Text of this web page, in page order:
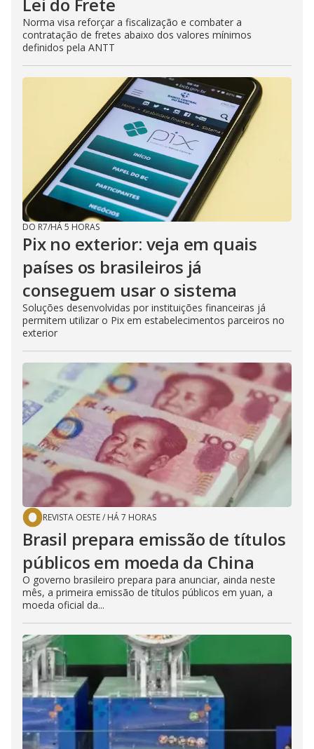
Norma visa reforçar a fiscalização e combater a
contratação de fretes abaixo dos valores mínimos
definidos pela ANTT
DO R7/HÁ 5 HORAS
Pix no exterior: veja em quais
países os brasileiros já
conseguem usar o sistema
Soluções desenvolvidas por instituições financeiras já
permitem utilizar o Pix em estabelecimentos parceiros no
exterior
REVISTA OESTE/ HÁ 7 HORAS
Brasil prepara emissão de títulos
públicos em moeda da China
O governo brasileiro prepara para anunciar, ainda neste
mês, a primeira emissão de títulos públicos em yuan, a
moeda oficial da...